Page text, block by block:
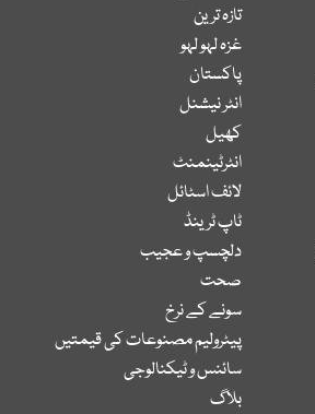
تازہ ترین
غزہ لہو لہو
پاکستان
انٹر نیشنل
کھیل
انٹرٹینمنٹ
لائف اسٹائل
ٹاپ ٹرینڈ
دلچسپ و عجیب
صحت
سونے کے نرخ
پیٹرولیم مصنوعات کی قیمتیں
سائنس و ٹیکنالوجی
بلاگ